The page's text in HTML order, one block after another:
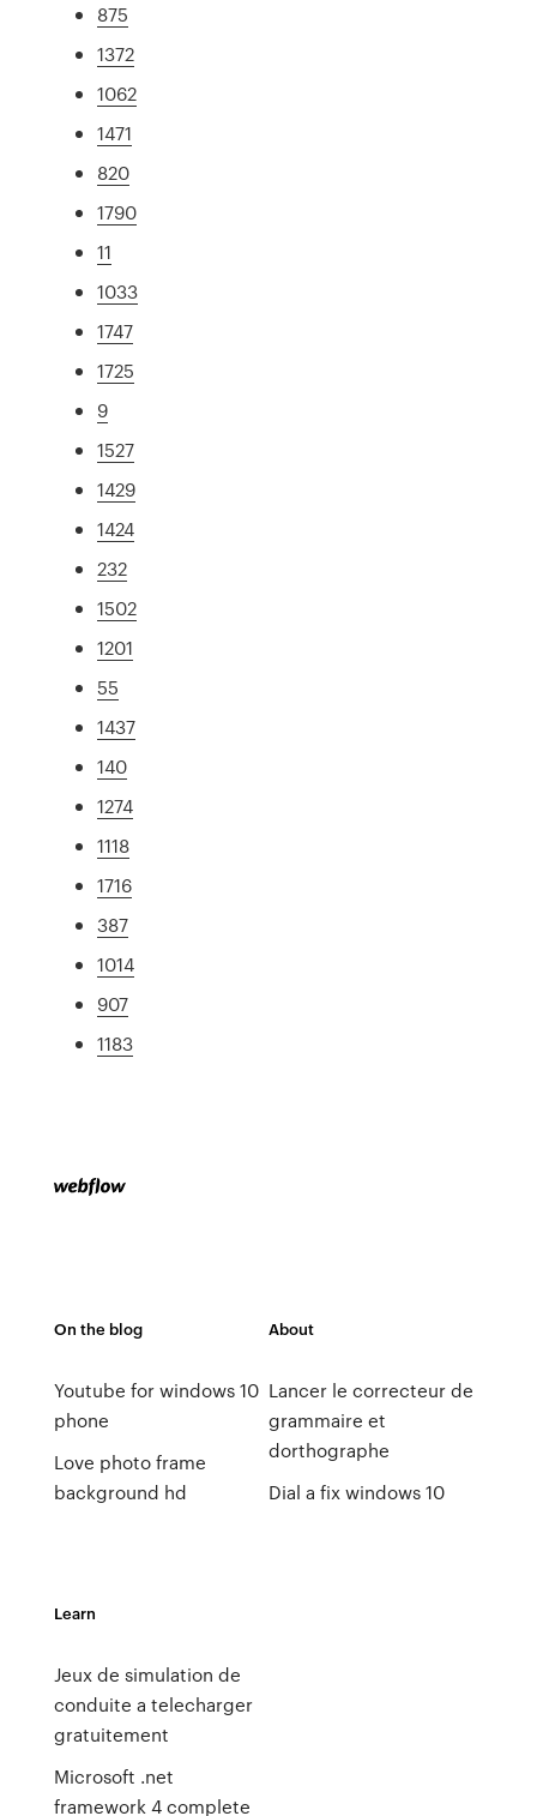
875
1372
1062
1471
820
1790
11
1033
1747
1725
9
1527
1429
1424
232
1502
1201
55
1437
140
1274
1118
1716
387
1014
907
1183
On the blog
Youtube for windows 10
phone
Love photo frame
background hd
About
Lancer le correcteur de
grammaire et
dorthographe
Dial a fix windows 10
Learn
Jeux de simulation de
conduite a telecharger
gratuitement
Microsoft .net
framework 4 complete